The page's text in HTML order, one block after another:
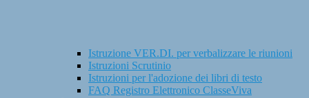
Istruzione VER.DI. per verbalizzare le riunioni
Istruzioni Scrutinio
Istruzioni per l'adozione dei libri di testo
FAQ Registro Elettronico ClasseViva